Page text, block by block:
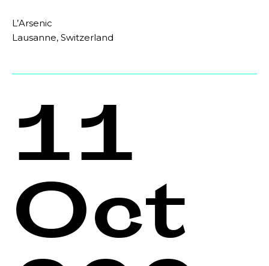
L’Arsenic
Lausanne, Switzerland
11
Oct